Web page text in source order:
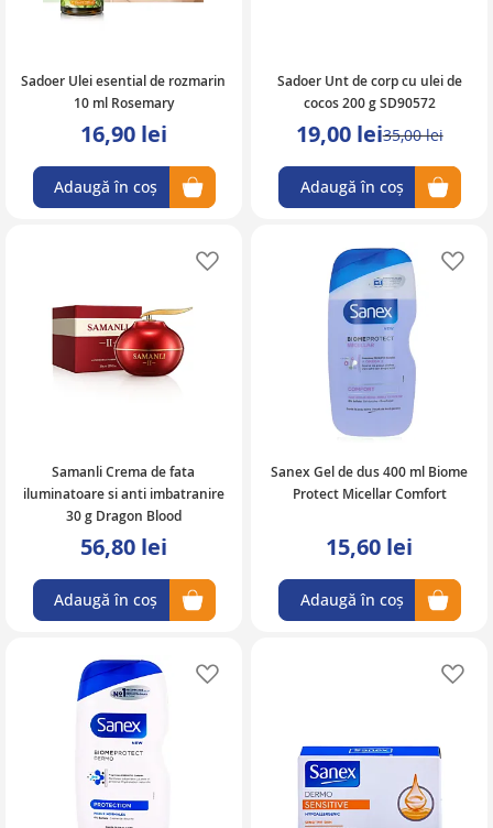
Sadoer Ulei esential de rozmarin
10 ml Rosemary
16,90 lei
Adaugă în coș
Sadoer Unt de corp cu ulei de
cocos 200 g SD90572
19,00 lei35,00 lei
Adaugă în coș
Samanli Crema de fata
iluminatoare si anti imbatranire
30 g Dragon Blood
56,80 lei
Adaugă în coș
Adaugă în lista de favorite
Sanex Gel de dus 400 ml Biome
Protect Micellar Comfort
15,60 lei
Adaugă în coș